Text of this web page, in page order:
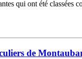
qui ont été
de